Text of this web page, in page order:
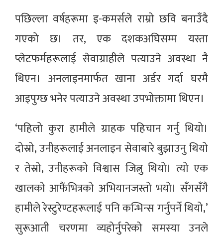
पछिल्ला वर्षहरूमा इ-कमर्सले राम्रो छवि बनाउँदै
गएको छ। तर, एक दशकअघिसम्म यस्ता
प्लेटफर्महरूलाई सेवाग्राहीले पत्याउने अवस्था नै
थिएन। अनलाइनमार्फत खाना अर्डर गर्दा घरमै
आइपुग्छ भनेर पत्याउने अवस्था उपभोक्तामा थिएन।
‘पहिलो कुरा हामीले ग्राहक पहिचान गर्नु थियो।
दोस्रो, उनीहरूलाई अनलाइन सेवाबारे बुझाउनु थियो
र तेस्रो, उनीहरूको विश्वास जित्नु थियो। त्यो एक
खालको आफैंभित्रको अभियानजस्तो भयो। सँगसँगै
हामीले रेस्टुरेण्टहरूलाई पनि कन्भिन्स गर्नुपर्ने थियो,’
सुरूआती चरणमा व्यहोर्नुपरेको समस्या उनले